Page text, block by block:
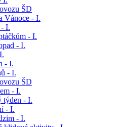
ŠD
Vánoce - I.
I.
- I.
- I.
- I.
- I.
ŠD
- I.
týden - I.
- I.
- I.